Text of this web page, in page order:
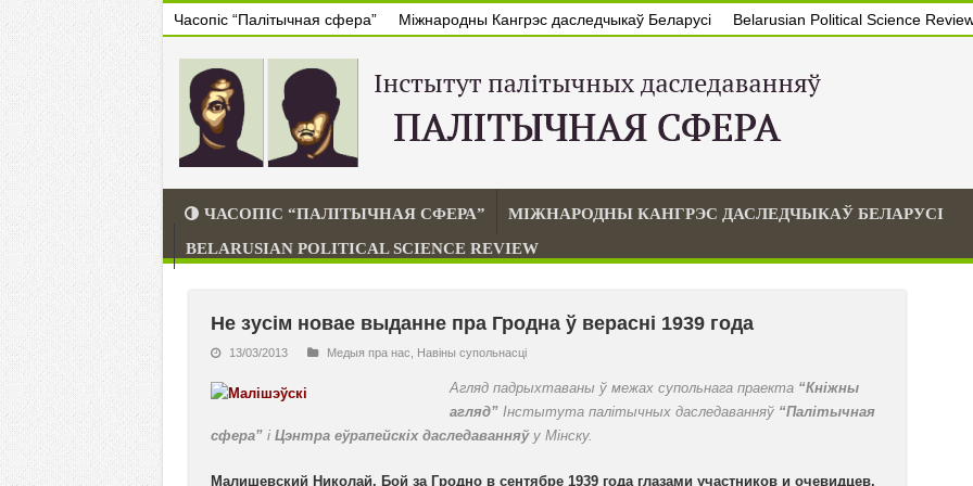
Часопіс “Палітычная сфера” Міжнародны Кангрэс даследчыкаў Беларусі Belarusian Political Science
ЧАСОПІС “ПАЛІТЫЧНАЯ СФЕРА”
МІЖНАРОДНЫ КАНГРЭС ДАСЛЕДЧЫКАЎ БЕЛАРУСІ
BELARUSIAN POLITICAL SCIENCE REVIEW
Не зусім новае выданне пра Гродна ў верасні 1939 года
13/03/2013 Медыя пра нас Навiны супольнасцi
Агляд падрыхтаваны ў межах супольнага праекта “Кніжны
агляд”Iнстытута палітычных даследаванняў “Палітычная
сфера”і Цэнтра еўрапейскіх даследаванняўу Мінску.
Малишевский Николай. Бой за Гродно в сентябре 1939 года глазами участников и очевидцев.